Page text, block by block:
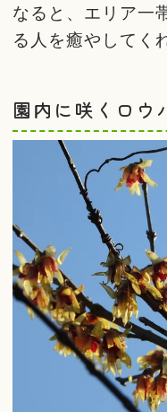
なると、エリア一
る人を癒やしてく
園内に咲くロウ